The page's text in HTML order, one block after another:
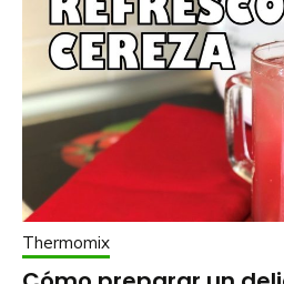
Thermomix